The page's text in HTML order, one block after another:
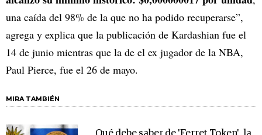
una caída del 98% de la que no ha podido recuperarse”,
agrega y explica que la publicación de Kardashian fue el
14 de junio mientras que la de el ex jugador de la NBA,
Paul Pierce, fue el 26 de mayo.
MIRA TAMBIÉN